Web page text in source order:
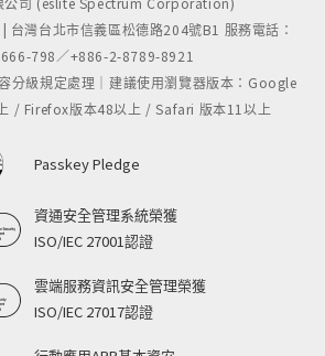
灣台北市信義區松德路204號B1 服務電話：
798／+886-2-8789-8921
分級規定處理｜建議使用瀏覽器版本：Google
/ Firefox版本48以上 / Safari 版本11以上
Passkey Pledge
資通安全管理系統榮獲
ISO/IEC 27001認證
雲端服務資訊安全管理榮獲
ISO/IEC 27017認證